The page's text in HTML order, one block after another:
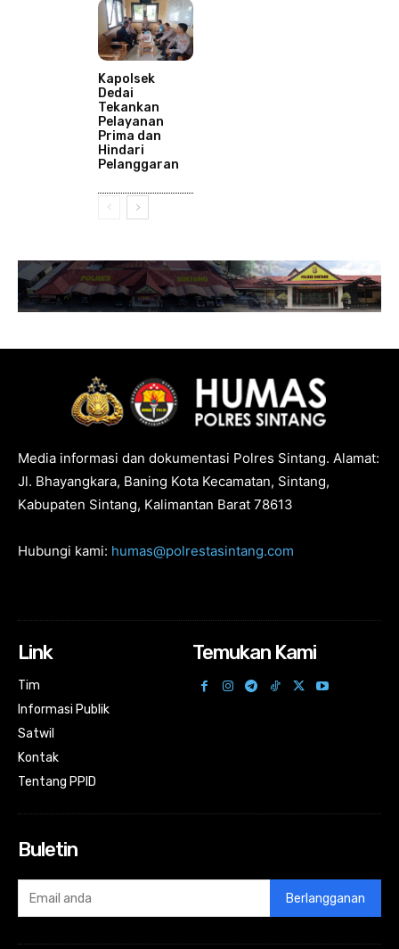
Kapolsek
Dedai
Tekankan
Pelayanan
Prima dan
Hindari
Pelanggaran
Media informasi dan dokumentasi Polres Sintang. Alamat:
Jl. Bhayangkara, Baning Kota Kecamatan, Sintang,
Kabupaten Sintang, Kalimantan Barat 78613
Hubungi kami: humas@polrestasintang.com
Link
Tim
Informasi Publik
Satwil
Kontak
Tentang PPID
Temukan Kami
Buletin
Berlangganan